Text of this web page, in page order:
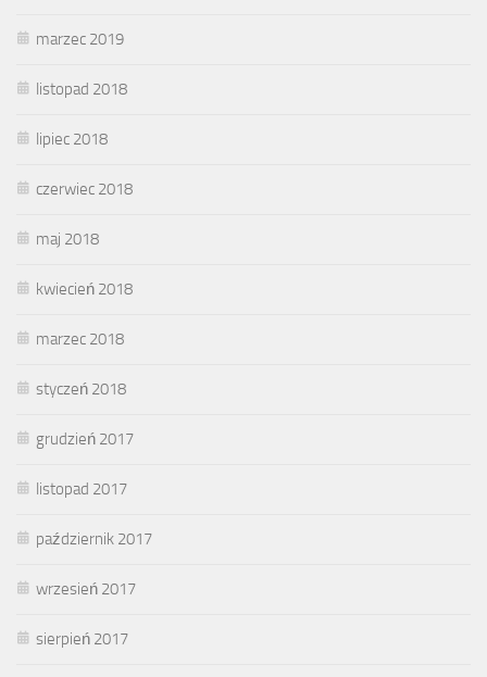
marzec 2019
listopad 2018
lipiec 2018
czerwiec 2018
maj 2018
kwiecień 2018
marzec 2018
styczeń 2018
grudzień 2017
listopad 2017
październik 2017
wrzesień 2017
sierpień 2017